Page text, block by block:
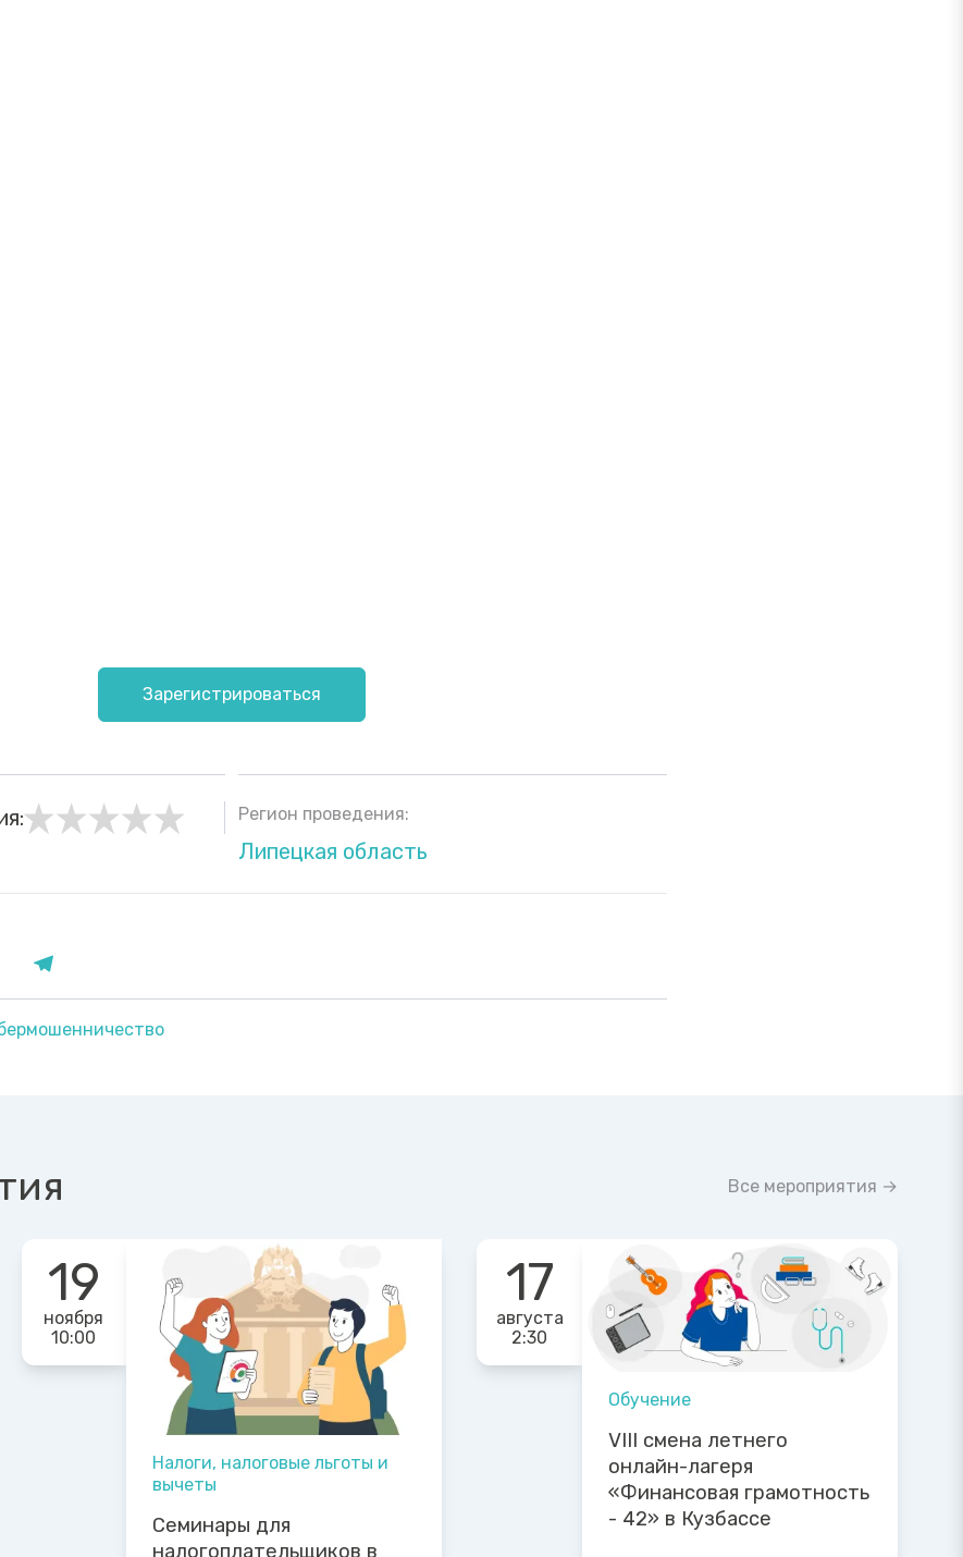
Зарегистрироваться
Регион проведения:
Липецкая область
Все мероприятия →
19
ноября
10:00
Налоги, налоговые льготы и
вычеты
Семинары для
налогоплательщиков в
17
августа
2:30
Обучение
VIII смена летнего
онлайн-лагеря
«Финансовая грамотность
- 42» в Кузбассе